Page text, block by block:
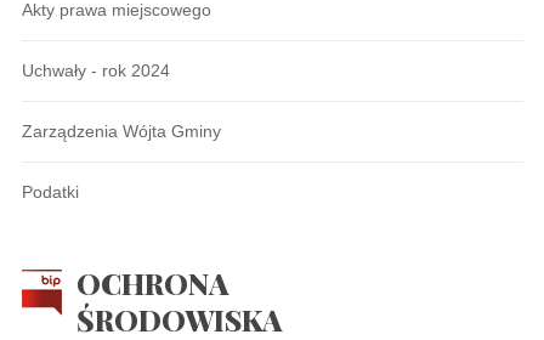
Akty prawa miejscowego
Uchwały - rok 2024
Zarządzenia Wójta Gminy
Podatki
OCHRONA
ŚRODOWISKA